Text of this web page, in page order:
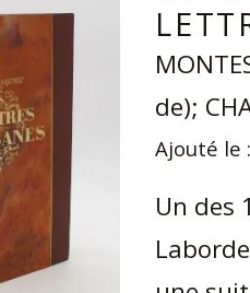
de);
Ajouté le
Un des